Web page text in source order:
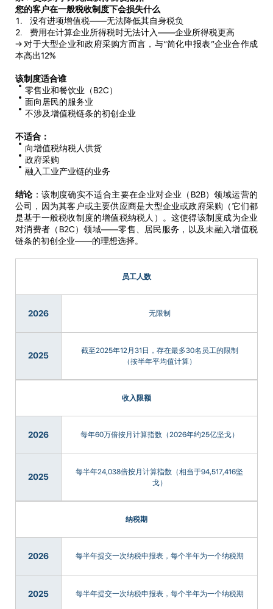
您的客户在一般税收制度下会损失什么
没有进项增值税——无法降低其自身税负
费用在计算企业所得税时无法计入——企业所得税更高
→ 对于大型企业和政府采购方而言，与“简化申报表”企业合作成
本高出12%
该制度适合谁
零售业和餐饮业（B2C）
面向居民的服务业
不涉及增值税链条的初创企业
不适合：
向增值税纳税人供货
政府采购
融入工业产业链的业务
结论 ：该制度确实不适合主要在企业对企业（B2B）领域运营的
公司，因为其客户或主要供应商是大型企业或政府采购（它们都
是基于一般税收制度的增值税纳税人）。这使得该制度成为企业
对消费者（B2C）领域——零售、居民服务，以及未融入增值税
链条的初创企业——的理想选择。
员工人数
2026 无限制
2025
截至2025年12月31日，存在最多30名员工的限制
（按半年平均值计算）
收入限额
2026 每年60万倍按月计算指数（2026年约25亿坚戈）
2025
每半年24,038倍按月计算指数（相当于94,517,416坚
戈）
纳税期
2026 每半年提交一次纳税申报表，每个半年为一个纳税期
2025 每半年提交一次纳税申报表，每个半年为一个纳税期